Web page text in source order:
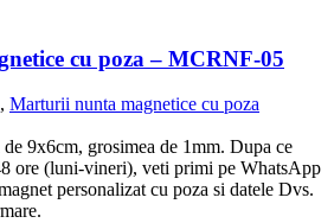
cu poza – MCRNF-05
, Marturii nunta magnetice cu poza
9x6cm, grosimea de 1mm. Dupa ce
ore (luni-vineri), veti primi pe WhatsApp
personalizat cu poza si datele Dvs.